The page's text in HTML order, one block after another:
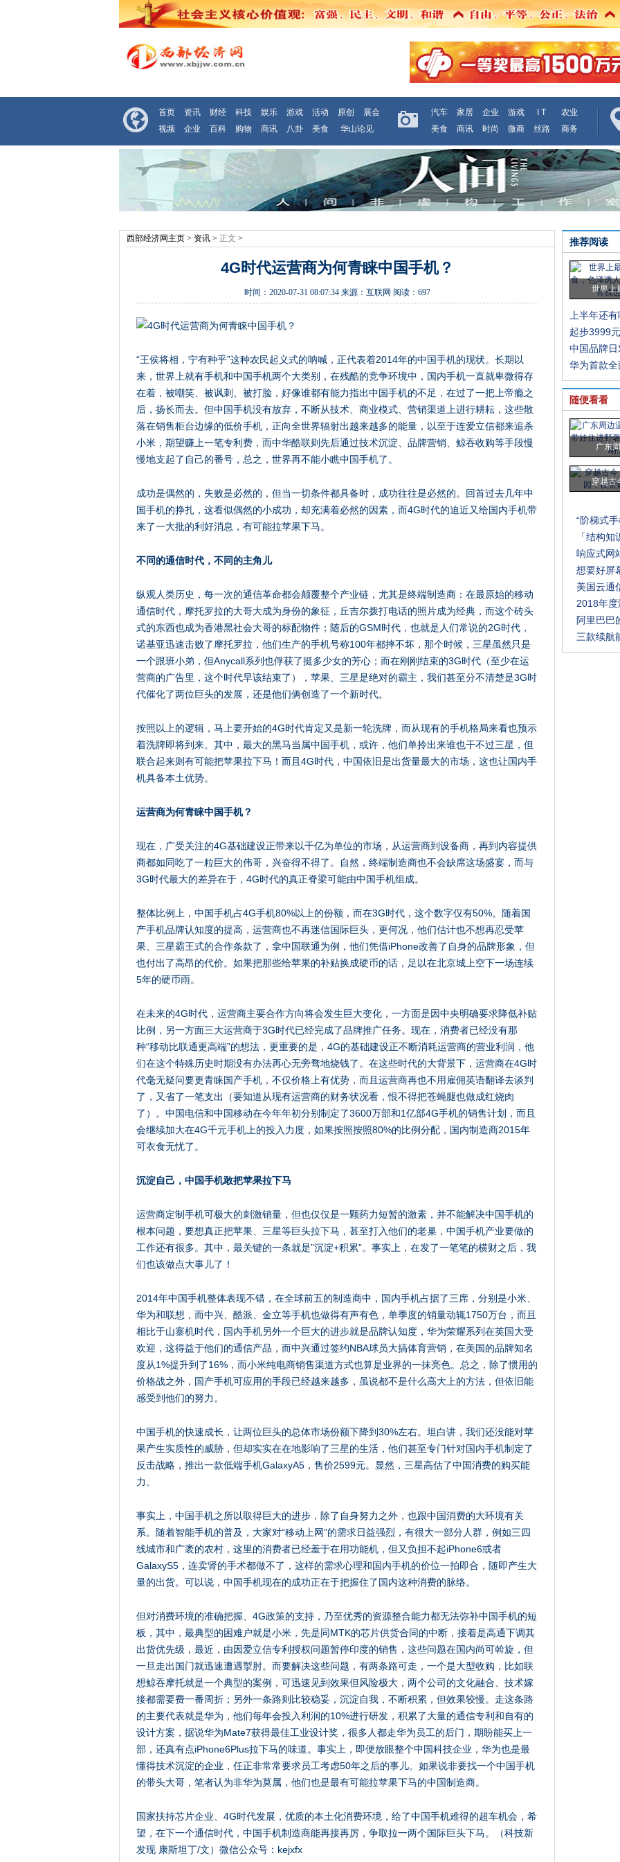
首页 资讯 财经 科技 娱乐 游戏 活动 原创
展会
视频
企业 百科 购物 商讯 八卦 美食 华山论见
汽车 家居 企业 游戏 I T
农业
美食
商讯 时尚 微商 丝路 商务
西部经济网主页 > 资讯 > 正文 >
4G时代运营商为何青睐中国手机？
时间： 2020-07-31 08:07:34来源： 互联网 阅读：697
“王侯将相，宁有种乎”这种农民起义式的呐喊，正代表着2014年的中国手机的现状。长期以
来，世界上就有手机和中国手机两个大类别，在残酷的竞争环境中，国内手机一直就卑微得存
在着，被嘲笑、被讽刺、被打脸，好像谁都有能力指出中国手机的不足，在过了一把上帝瘾之
后，扬长而去。但中国手机没有放弃，不断从技术、商业模式、营销渠道上进行耕耘，这些散
落在销售柜台边缘的低价手机，正向全世界辐射出越来越多的能量，以至于连爱立信都来追杀
小米，期望赚上一笔专利费，而中华酷联则先后通过技术沉淀、品牌营销、鲸吞收购等手段慢
慢地支起了自己的番号，总之，世界再不能小瞧中国手机了。
成功是偶然的，失败是必然的，但当一切条件都具备时，成功往往是必然的。回首过去几年中
国手机的挣扎，这看似偶然的小成功，却充满着必然的因素，而4G时代的迫近又给国内手机带
来了一大批的利好消息，有可能拉苹果下马。
不同的通信时代，不同的主角儿
纵观人类历史，每一次的通信革命都会颠覆整个产业链，尤其是终端制造商：在最原始的移动
通信时代，摩托罗拉的大哥大成为身份的象征，丘吉尔拨打电话的照片成为经典，而这个砖头
式的东西也成为香港黑社会大哥的标配物件；随后的GSM时代，也就是人们常说的2G时代，
诺基亚迅速击败了摩托罗拉，他们生产的手机号称100年都摔不坏，那个时候，三星虽然只是
一个跟班小弟，但Anycall系列也俘获了挺多少女的芳心；而在刚刚结束的3G时代（至少在运
营商的广告里，这个时代早该结束了），苹果、三星是绝对的霸主，我们甚至分不清楚是3G时
代催化了两位巨头的发展，还是他们俩创造了一个新时代。
按照以上的逻辑，马上要开始的4G时代肯定又是新一轮洗牌，而从现有的手机格局来看也预示
着洗牌即将到来。其中，最大的黑马当属中国手机，或许，他们单拎出来谁也干不过三星，但
联合起来则有可能把苹果拉下马！而且4G时代，中国依旧是出货量最大的市场，这也让国内手
机具备本土优势。
运营商为何青睐中国手机？
现在，广受关注的4G基础建设正带来以千亿为单位的市场，从运营商到设备商，再到内容提供
商都如同吃了一粒巨大的伟哥，兴奋得不得了。自然，终端制造商也不会缺席这场盛宴，而与
3G时代最大的差异在于，4G时代的真正脊梁可能由中国手机组成。
整体比例上，中国手机占4G手机80%以上的份额，而在3G时代，这个数字仅有50%。随着国
产手机品牌认知度的提高，运营商也不再迷信国际巨头，更何况，他们估计也不想再忍受苹
果、三星霸王式的合作条款了，拿中国联通为例，他们凭借iPhone改善了自身的品牌形象，但
也付出了高昂的代价。如果把那些给苹果的补贴换成硬币的话，足以在北京城上空下一场连续
5年的硬币雨。
在未来的4G时代，运营商主要合作方向将会发生巨大变化，一方面是因中央明确要求降低补贴
比例，另一方面三大运营商于3G时代已经完成了品牌推广任务。现在，消费者已经没有那
种“移动比联通更高端”的想法，更重要的是，4G的基础建设正不断消耗运营商的营业利润，他
们在这个特殊历史时期没有办法再心无旁骛地烧钱了。在这些时代的大背景下，运营商在4G时
代毫无疑问要更青睐国产手机，不仅价格上有优势，而且运营商再也不用雇佣英语翻译去谈判
了，又省了一笔支出（要知道从现有运营商的财务状况看，恨不得把苍蝇腿也做成红烧肉
了）。中国电信和中国移动在今年年初分别制定了3600万部和1亿部4G手机的销售计划，而且
会继续加大在4G千元手机上的投入力度，如果按照按照80%的比例分配，国内制造商2015年
可衣食无忧了。
沉淀自己，中国手机敢把苹果拉下马
运营商定制手机可极大的刺激销量，但也仅仅是一颗药力短暂的激素，并不能解决中国手机的
根本问题，要想真正把苹果、三星等巨头拉下马，甚至打入他们的老巢，中国手机产业要做的
工作还有很多。其中，最关键的一条就是”沉淀+积累”。事实上，在发了一笔笔的横财之后，我
们也该做点大事儿了！
2014年中国手机整体表现不错，在全球前五的制造商中，国内手机占据了三席，分别是小米、
华为和联想，而中兴、酷派、金立等手机也做得有声有色，单季度的销量动辄1750万台，而且
相比于山寨机时代，国内手机另外一个巨大的进步就是品牌认知度，华为荣耀系列在英国大受
欢迎，这得益于他们的通信产品，而中兴通过签约NBA球员大搞体育营销，在美国的品牌知名
度从1%提升到了16%，而小米纯电商销售渠道方式也算是业界的一抹亮色。总之，除了惯用的
价格战之外，国产手机可应用的手段已经越来越多，虽说都不是什么高大上的方法，但依旧能
感受到他们的努力。
中国手机的快速成长，让两位巨头的总体市场份额下降到30%左右。坦白讲，我们还没能对苹
果产生实质性的威胁，但却实实在在地影响了三星的生活，他们甚至专门针对国内手机制定了
反击战略，推出一款低端手机GalaxyA5，售价2599元。显然，三星高估了中国消费的购买能
力。
事实上，中国手机之所以取得巨大的进步，除了自身努力之外，也跟中国消费的大环境有关
系。随着智能手机的普及，大家对“移动上网”的需求日益强烈，有很大一部分人群，例如三四
线城市和广袤的农村，这里的消费者已经羞于在用功能机，但又负担不起iPhone6或者
GalaxyS5，连卖肾的手术都做不了，这样的需求心理和国内手机的价位一拍即合，随即产生大
量的出货。可以说，中国手机现在的成功正在于把握住了国内这种消费的脉络。
但对消费环境的准确把握、4G政策的支持，乃至优秀的资源整合能力都无法弥补中国手机的短
板，其中，最典型的困难户就是小米，先是同MTK的芯片供货合同的中断，接着是高通下调其
出货优先级，最近，由因爱立信专利授权问题暂停印度的销售，这些问题在国内尚可斡旋，但
一旦走出国门就迅速遭遇掣肘。而要解决这些问题，有两条路可走，一个是大型收购，比如联
想鲸吞摩托就是一个典型的案例，可迅速见到效果但风险极大，两个公司的文化融合、技术嫁
接都需要费一番周折；另外一条路则比较稳妥，沉淀自我，不断积累，但效果较慢。走这条路
的主要代表就是华为，他们每年会投入利润的10%进行研发，积累了大量的通信专利和自有的
设计方案，据说华为Mate7获得最佳工业设计奖，很多人都走华为员工的后门，期盼能买上一
部，还真有点iPhone6Plus拉下马的味道。事实上，即便放眼整个中国科技企业，华为也是最
懂得技术沉淀的企业，任正非常常要求员工考虑50年之后的事儿。如果说非要找一个中国手机
的带头大哥，笔者认为非华为莫属，他们也是最有可能拉苹果下马的中国制造商。
国家扶持芯片企业、4G时代发展，优质的本土化消费环境，给了中国手机难得的超车机会，希
望，在下一个通信时代，中国手机制造商能再接再厉，争取拉一两个国际巨头下马。（科技新
发现 康斯坦丁/文） 微信公众号：kejxfx
推荐阅读
世界上
上半年还
起步3999
中国品牌
华为首款
随便看看
广东
穿越古
“阶梯式
「结构
响应式网
想要好屏
美国云通
2018年
阿里巴巴
三款续航